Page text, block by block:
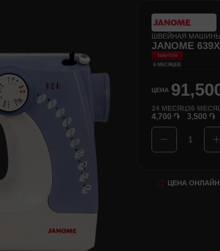
ШВЕЙНАЯ
JANOME 639X
ГАРАНТИЯ
6 МЕСЯЦЕВ
ЦЕНА
24 МЕСЯЦ
4,700 ֏
36
3,500 ֏
1
ЦЕНА ОНЛАЙН